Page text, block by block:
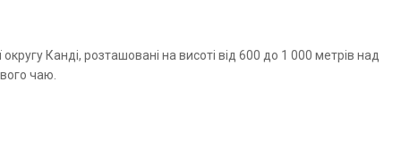
Канді, розташовані на висоті від 600 до 1 000 метрів над
чаю.